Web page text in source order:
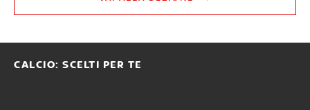
CALCIO: SCELTI PER TE